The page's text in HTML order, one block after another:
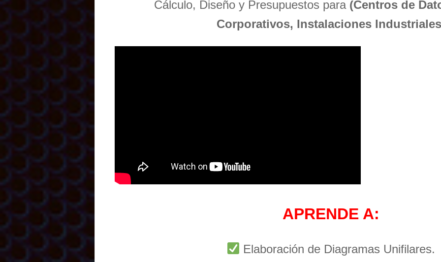
Cálculo, Diseño y Presupuestos para (Centros de
Corporativos, Instalaciones
APRENDE A:
Elaboración de Diagramas Unifilares.